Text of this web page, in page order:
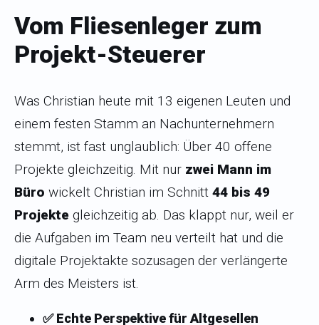
Vom Fliesenleger zum
Projekt-Steuerer
Was Christian heute mit 13 eigenen Leuten und
einem festen Stamm an Nachunternehmern
stemmt, ist fast unglaublich: Über 40 offene
Projekte gleichzeitig. Mit nur zwei Mann im
Büro wickelt Christian im Schnitt 44 bis 49
Projekte gleichzeitig ab. Das klappt nur, weil er
die Aufgaben im Team neu verteilt hat und die
digitale Projektakte sozusagen der verlängerte
Arm des Meisters ist.
✅ Echte Perspektive für Altgesellen